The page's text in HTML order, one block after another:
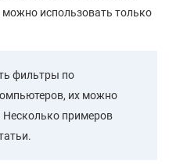
использовать только
фильтры по
их можно
Несколько примеров